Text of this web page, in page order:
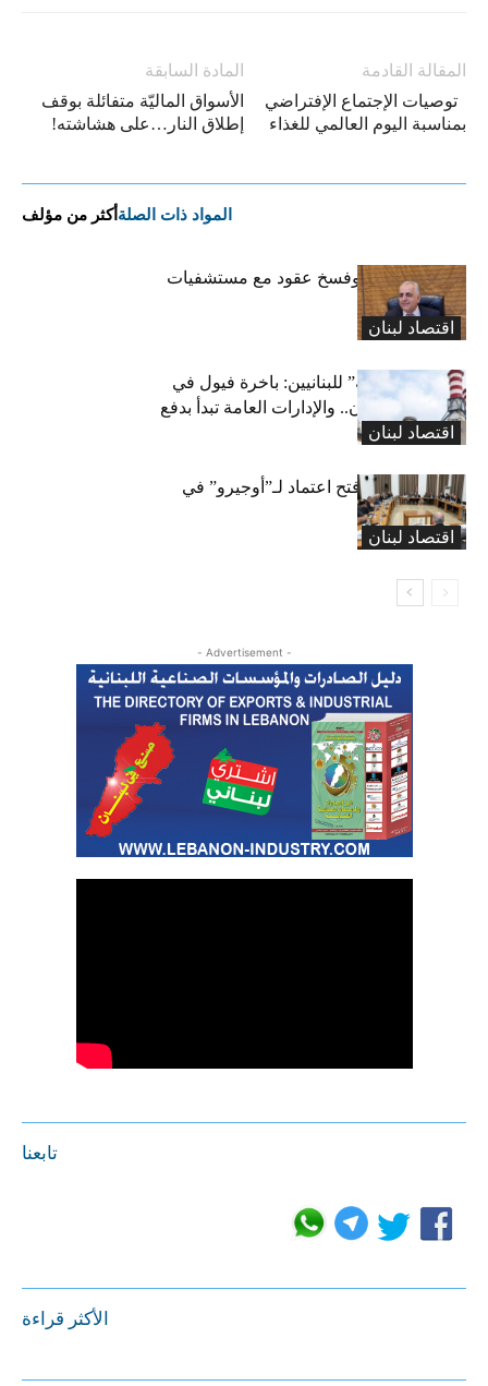
المادة السابقة
الأسواق الماليّة متفائلة بوقف
إطلاق النار…على هشاشته!
المقالة القادمة
توصيات الإجتماع الإفتراضي
بمناسبة اليوم العالمي للغذاء
المواد ذات الصلة أكثر من مؤلف
اقتصاد لبنان
كركي: إنذارات وفسخ عقود مع مستشفيات
مخالفة
اقتصاد لبنان
بشرى “كهربائية” للبنانيين: باخرة فيول في
طريقها إلى لبنان.. والإدارات العامة تبدأ بدفع
متوجباتها
اقتصاد لبنان
لجنة المال تقرّ فتح اعتماد لـ”أوجيرو” في
موازنة 2026
- Advertisement -
تابعنا
الأكثر قراءة